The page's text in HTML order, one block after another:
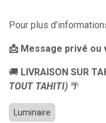
Pour plus
📩 Message privé
🚚 LIVRAISON SUR
TOUT TAHITI) 🌴
Luminaire